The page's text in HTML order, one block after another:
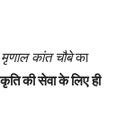
कांत चौबेका
की सेवा के लिए ही